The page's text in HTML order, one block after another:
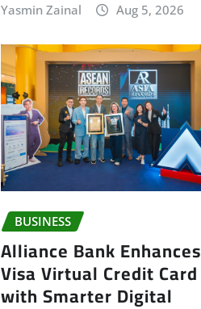
Yasmin Zainal Aug 5, 2026
BUSINESS
Alliance Bank Enhances
Visa Virtual Credit Card
with Smarter Digital